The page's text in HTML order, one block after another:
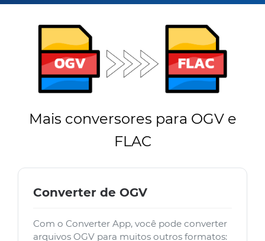
Mais conversores para OGV e
FLAC
Converter de OGV
Com o Converter App, você pode converter
arquivos OGV para muitos outros formatos: